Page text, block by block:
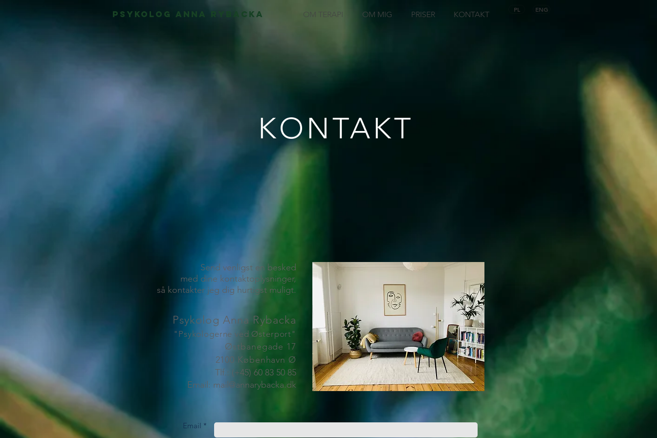
psykolog Anna Rybacka OM TERAPI OM MIG PRISER KONTAKT
PL ENG
KONTAKT
Send venligst en besked
med dine kontaktoplysninger,
så kontakter jeg dig hurtigst muligt.
Psykolog Anna Rybacka
"Psykologerne ved Østerport"
Østbanegade 17
2100 København Ø
Tlf.: (+45) 60 83 50 85
Email: mail@annarybacka.dk
Email *